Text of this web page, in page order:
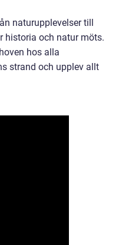
naturupplevelser till
historia och natur möts.
hos alla
strand och upplev allt